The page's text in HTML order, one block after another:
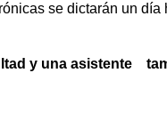
se dictarán un
y una asistente